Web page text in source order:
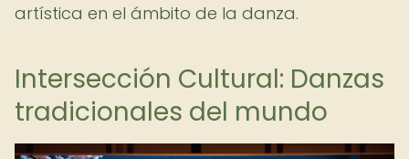
artística en el ámbito de la danza.
Intersección Cultural: Danzas
tradicionales del mundo